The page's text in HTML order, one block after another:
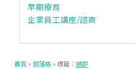
早期療育
企業員工講座/諮商
首頁 »部落格 »標籤：嫉妒